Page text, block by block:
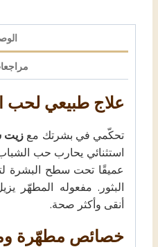
علاج طبيعي لحب
تحكّمي في بشرتك مع زيت
استثنائي يحارب حب الشباب
عميقًا تحت سطح البشرة
البثور. مفعوله المطهّر
أنقى وأكثر صحة.
خصائص مطهّرة